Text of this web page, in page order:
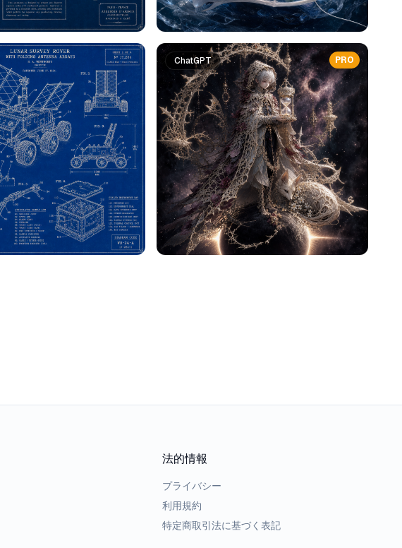
PRO
ChatGPT
法的情報
プライバシー
利用規約
特定商取引法に基づく表記